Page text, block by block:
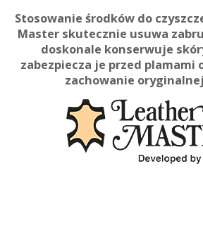
Stosowanie środków do
Master skutecznie usuwa
doskonale konserwuje
zabezpiecza je przed plamami
zachowanie